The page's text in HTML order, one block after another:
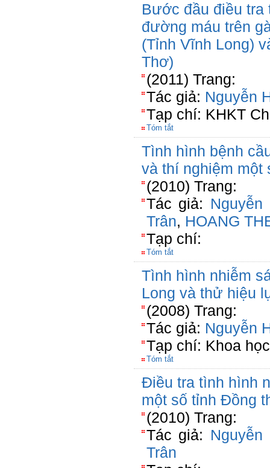
Bước đầu điều tra
đường máu trên
(Tỉnh Vĩnh Long)
Thơ)
(2011) Trang:
Tác giả: Nguyễn
Tạp chí: KHKT
Tóm tắt
Tình hình bệnh
và thí nghiệm một
(2010) Trang:
Tác giả:
Trân, HOANG
Tạp chí:
Tóm tắt
Tình hình nhiễm
Long và thử hiệu
(2008) Trang:
Tác giả: Nguyễn
Tạp chí: Khoa
Tóm tắt
Điều tra tình hình
một số tỉnh Đồng
(2010) Trang:
Tác giả:
Trân